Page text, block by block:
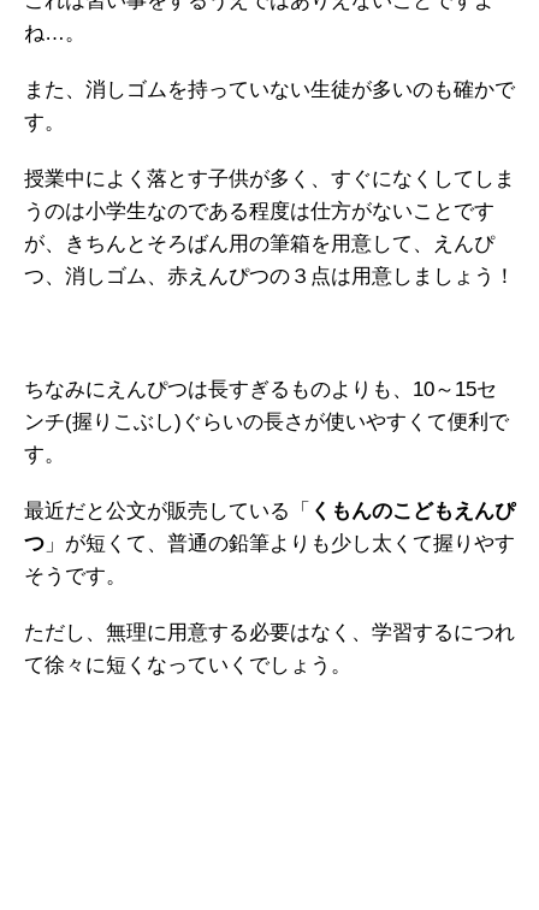
ね…。
また、消しゴムを持っていない生徒が多いのも確かで
す。
授業中によく落とす子供が多く、すぐになくしてしま
うのは小学生なのである程度は仕方がないことです
が、きちんとそろばん用の筆箱を用意して、えんぴ
つ、消しゴム、赤えんぴつの３点は用意しましょう！
ちなみにえんぴつは長すぎるものよりも、10～15セ
ンチ(握りこぶし)ぐらいの長さが使いやすくて便利で
す。
最近だと公文が販売している「 くもんのこどもえんぴ
つ 」が短くて、普通の鉛筆よりも少し太くて握りやす
そうです。
ただし、無理に用意する必要はなく、学習するにつれ
て徐々に短くなっていくでしょう。